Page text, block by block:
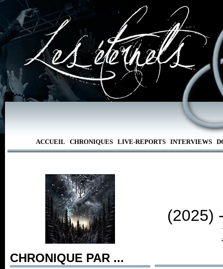
ACCUEIL CHRONIQUES LIVE-REPORTS INTERVIEWS
CHRONIQUE PAR ...
(2025)